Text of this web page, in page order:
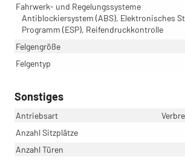
Fahrwerk- und Regelungssysteme
Antiblockiersystem (ABS), Elektronisches
Programm (ESP), Reifendruckkontrolle
Felgengröße
Felgentyp
Sonstiges
Antriebsart
Anzahl Sitzplätze
Anzahl Türen